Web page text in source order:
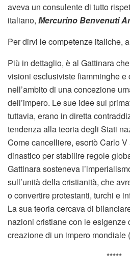
aveva un consulente di tutto
italiano, Mercurino Benvenuti
Per dirvi le competenze italiche,
Più in dettaglio, è al Gattinara
visioni esclusiviste fiamminghe e
nell’ambito di una concezione
dell’impero. Le sue idee sul
tuttavia, erano in diretta
tendenza alla teoria degli Stati
Come cancelliere, esortò Carlo
dinastico per stabilire regole
Gattinara sosteneva
sull’unità della cristianità, che
o convertire protestanti, turchi e
La sua teoria cercava di
nazioni cristiane con le esigenze
creazione di un impero